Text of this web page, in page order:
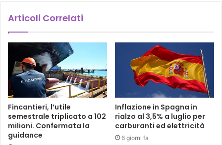
Articoli Correlati
Fincantieri, l’utile
semestrale triplicato a 102
milioni. Confermata la
guidance
Inflazione in Spagna in
rialzo al 3,5% a luglio per
carburanti ed elettricità
6 giorni fa